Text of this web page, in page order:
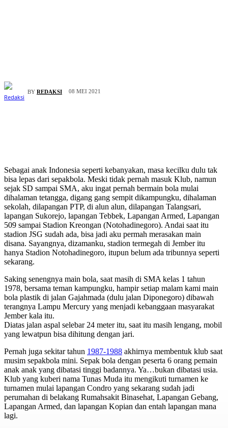
BY REDAKSI 08 MEI 2021
Sebagai anak Indonesia seperti kebanyakan, masa kecilku dulu tak
bisa lepas dari sepakbola. Meski tidak pernah masuk Klub, namun
sejak SD sampai SMA, aku ingat pernah bermain bola mulai
dihalaman tetangga, digang gang sempit dikampungku, dihalaman
sekolah, dilapangan PTP, di alun alun, dilapangan Talangsari,
lapangan Sukorejo, lapangan Tebbek, Lapangan Armed, Lapangan
509 sampai Stadion Kreongan (Notohadinegoro). Andai saat itu
stadion JSG sudah ada, bisa jadi aku permah merasakan main
disana. Sayangnya, dizamanku, stadion termegah di Jember itu
hanya Stadion Notohadinegoro, itupun belum ada tribunnya seperti
sekarang.
Saking senengnya main bola, saat masih di SMA kelas 1 tahun
1978, bersama teman kampungku, hampir setiap malam kami main
bola plastik di jalan Gajahmada (dulu jalan Diponegoro) dibawah
terangnya Lampu Mercury yang menjadi kebanggaan masyarakat
Jember kala itu.
Diatas jalan aspal selebar 24 meter itu, saat itu masih lengang, mobil
yang lewatpun bisa dihitung dengan jari.
Pernah juga sekitar tahun 1987-1988 akhirnya membentuk klub saat
musim sepakbola mini. Sepak bola dengan peserta 6 orang pemain
anak anak yang dibatasi tinggi badannya. Ya…bukan dibatasi usia.
Klub yang kuberi nama Tunas Muda itu mengikuti turnamen ke
turnamen mulai lapangan Condro yang sekarang sudah jadi
perumahan di belakang Rumahsakit Binasehat, Lapangan Gebang,
Lapangan Armed, dan lapangan Kopian dan entah lapangan mana
lagi.